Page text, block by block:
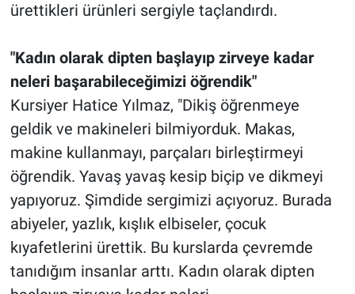
ürettikleri ürünleri sergiyle taçlandırdı.
"Kadın olarak dipten başlayıp zirveye kadar
neleri başarabileceğimizi öğrendik"
Kursiyer Hatice Yılmaz, "Dikiş öğrenmeye
geldik ve makineleri bilmiyorduk. Makas,
makine kullanmayı, parçaları birleştirmeyi
öğrendik. Yavaş yavaş kesip biçip ve dikmeyi
yapıyoruz. Şimdide sergimizi açıyoruz. Burada
abiyeler, yazlık, kışlık elbiseler, çocuk
kıyafetlerini ürettik. Bu kurslarda çevremde
tanıdığım insanlar arttı. Kadın olarak dipten